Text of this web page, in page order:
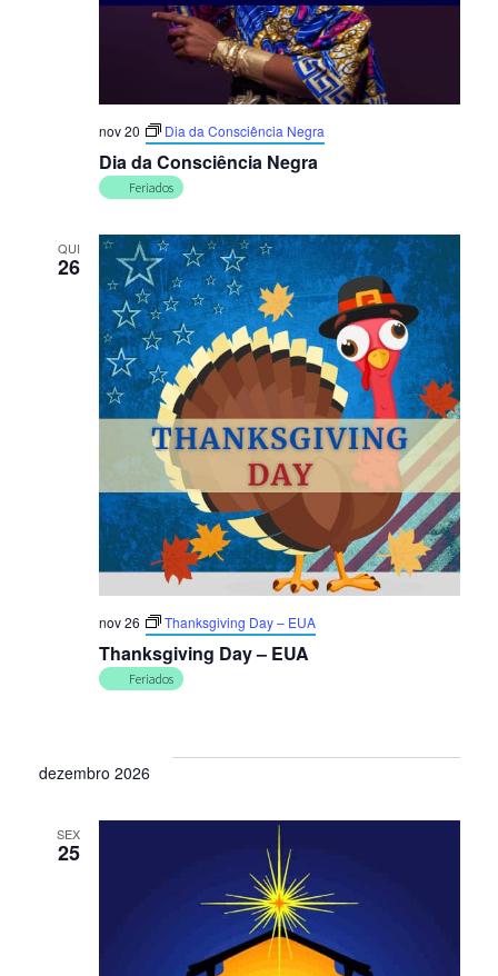
Dia da Consciência Negra
nov 20 Dia da Consciência Negra
Feriados
QUI
26
Thanksgiving Day – EUA
nov 26 Thanksgiving Day – EUA
Feriados
dezembro 2026
SEX
25